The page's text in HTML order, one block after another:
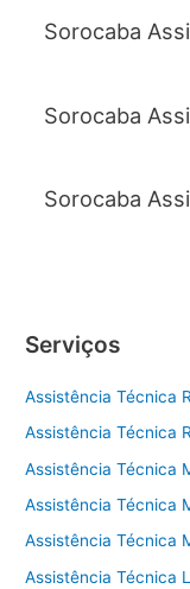
Sorocaba
Sorocaba
Sorocaba
Serviços
Assistência Técnica
Assistência Técnica
Assistência Técnica
Assistência Técnica
Assistência Técnica
Assistência Técnica